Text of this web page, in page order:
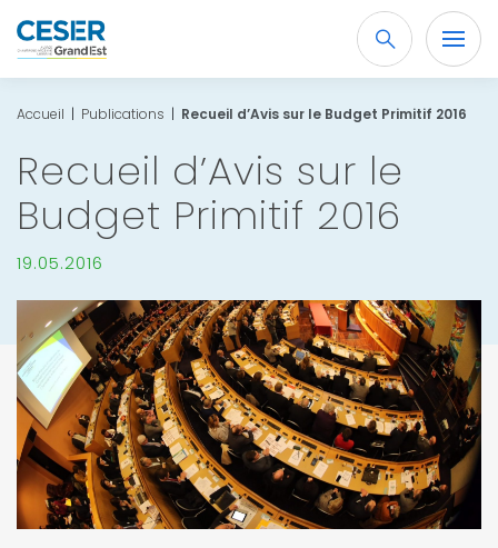
Recherche
OK
Accueil | Publications | Recueil d’Avis sur le Budget Primitif 2016
Recueil d’Avis sur le
Budget Primitif 2016
19.05.2016